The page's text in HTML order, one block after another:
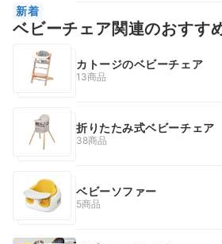
新着
ベビーチェア関連のおすす
カトージのベビーチェア
13商品
折りたたみ式ベビーチェア
38商品
ベビーソファー
5商品